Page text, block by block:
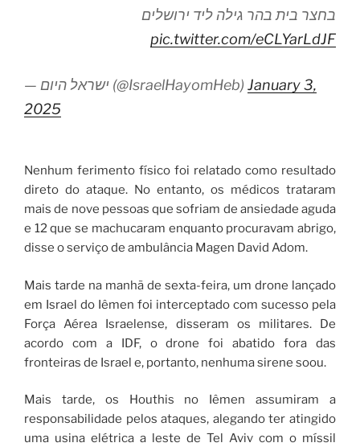
בחצר בית בהר גילה ליד ירושלים
pic.twitter.com/eCLYarLdJF
— ישראל היום (@IsraelHayomHeb) January 3,
2025
Nenhum ferimento físico foi relatado como resultado
direto do ataque. No entanto, os médicos trataram
mais de nove pessoas que sofriam de ansiedade aguda
e 12 que se machucaram enquanto procuravam abrigo,
disse o serviço de ambulância Magen David Adom.
Mais tarde na manhã de sexta-feira, um drone lançado
em Israel do Iêmen foi interceptado com sucesso pela
Força Aérea Israelense, disseram os militares. De
acordo com a IDF, o drone foi abatido fora das
fronteiras de Israel e, portanto, nenhuma sirene soou.
Mais tarde, os Houthis no Iêmen assumiram a
responsabilidade pelos ataques, alegando ter atingido
uma usina elétrica a leste de Tel Aviv com o míssil